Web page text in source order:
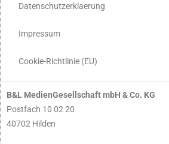
Datenschutzerklaerung
Impressum
Cookie-Richtlinie (EU)
B&L MedienGesellschaft mbH & Co. KG
Postfach 10 02 20
40702 Hilden